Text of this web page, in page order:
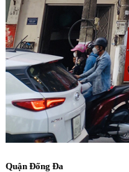
Quận Đống Đa